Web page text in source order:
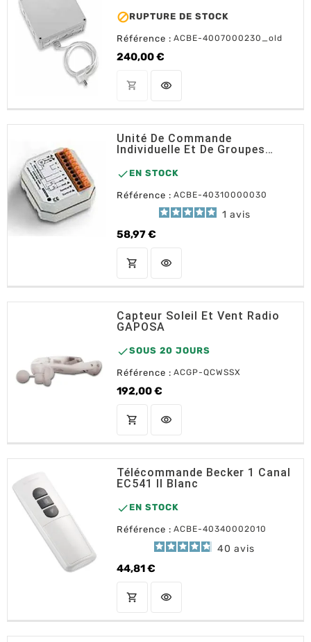
RUPTURE DE STOCK
Référence : ACBE-4007000230_old
240,00 €
Prix
shopping_cart OUT OF STOCK
visibility
Unité De Commande
Individuelle Et De Groupes
 EN STOCK
Référence : ACBE-40310000030
1 avis
58,97 €
Prix
shopping_cart AJOUTER AU PANIER
visibility
Capteur Soleil Et Vent Radio
GAPOSA
SOUS 20 JOURS
Référence : ACGP-QCWSSX
192,00 €
Prix
shopping_cart AJOUTER AU PANIER
visibility
Télécommande Becker 1 Canal
EC541 II Blanc
 EN STOCK
Référence : ACBE-40340002010
40avis
44,81 €
Prix
shopping_cart AJOUTER AU PANIER
visibility